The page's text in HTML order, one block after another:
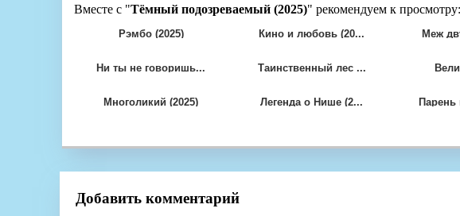
Вместе с "Тёмный подозреваемый (2025)" рекомендуем к просмотру:
Рэмбо (2025) Кино и любовь (20... Меж
Ни ты не говоришь... Таинственный лес ...
Многоликий (2025) Легенда о Нише (2... Парень
Добавить комментарий